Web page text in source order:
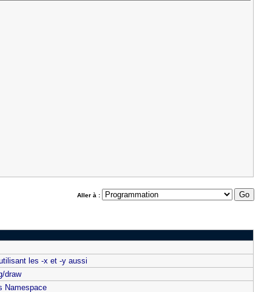
Aller à :
les -x et -y aussi
draw
Namespace